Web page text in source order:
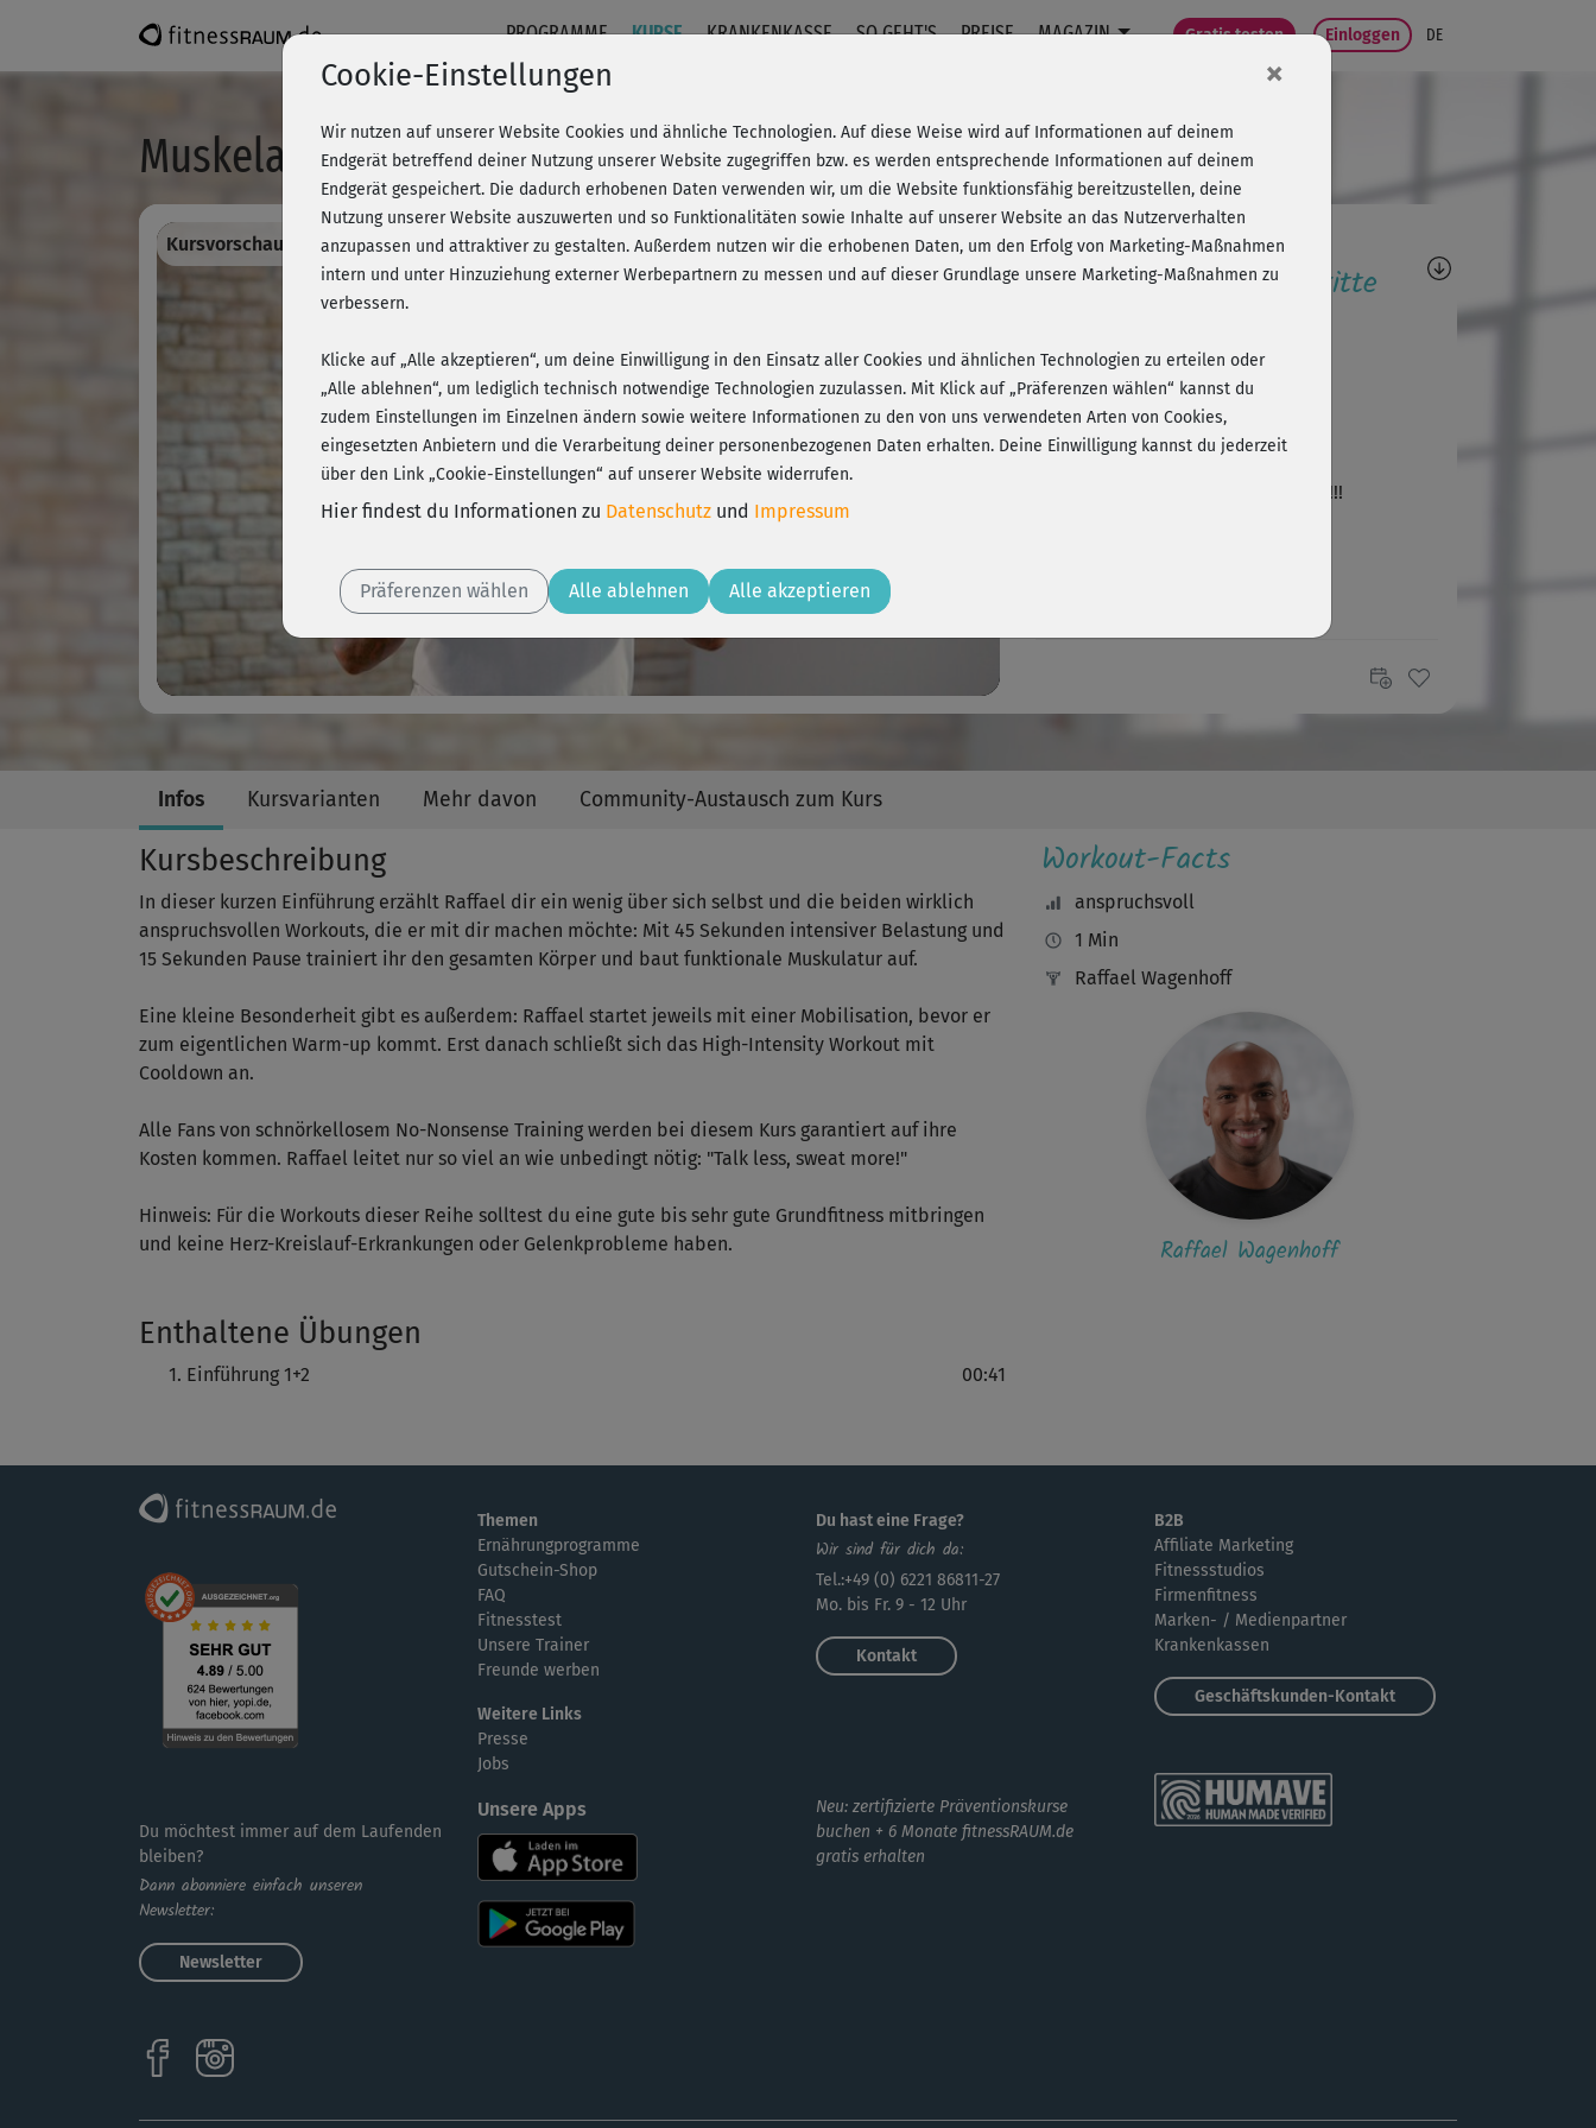
PROGRAMME KURSE KRANKENKASSE SO GEHT'S PREISE MAGAZIN Gratis testen Einloggen DE
Muskelaufbau-Training 1 & 2 – Einführung
Play
Video
Kursvorschau - Anmelden und alles trainieren! 20% Rabatt + Wunsch-Goodie Fragen, Antworten,
Bewertungen, Fortschritte
Yeah, legen wir los!
A
Ann Marie340
Bitte noch mehr Kurse von Raffael!!!
Infos Kursvarianten Mehr davon Community-Austausch zum Kurs
Kursbeschreibung
In dieser kurzen Einführung erzählt Raffael dir ein wenig über sich selbst und die beiden wirklich
anspruchsvollen Workouts, die er mit dir machen möchte: Mit 45 Sekunden intensiver Belastung und
15 Sekunden Pause trainiert ihr den gesamten Körper und baut funktionale Muskulatur auf.
Eine kleine Besonderheit gibt es außerdem: Raffael startet jeweils mit einer Mobilisation, bevor er
zum eigentlichen Warm-up kommt. Erst danach schließt sich das High-Intensity Workout mit
Cooldown an.
Alle Fans von schnörkellosem No-Nonsense Training werden bei diesem Kurs garantiert auf ihre
Kosten kommen. Raffael leitet nur so viel an wie unbedingt nötig: "Talk less, sweat more!"
Hinweis: Für die Workouts dieser Reihe solltest du eine gute bis sehr gute Grundfitness mitbringen
und keine Herz-Kreislauf-Erkrankungen oder Gelenkprobleme haben.
Enthaltene Übungen
Einführung 1+2 00:41
Workout-Facts
anspruchsvoll
1 Min
Raffael Wagenhoff
Raffael Wagenhoff
Du möchtest immer auf dem Laufenden
bleiben?
Dann abonniere einfach unseren
Newsletter:
Newsletter
Themen
Ernährungprogramme
Gutschein-Shop
FAQ
Fitnesstest
Unsere Trainer
Freunde werben
Weitere Links
Presse
Jobs
Unsere Apps
Du hast eine Frage?
Wir sind für dich da:
Tel.:+49 (0) 6221 86811-27
Mo. bis Fr. 9 - 12 Uhr
Kontakt
Neu: zertifizierte Präventionskurse
buchen + 6 Monate fitnessRAUM.de
gratis erhalten
B2B
Affiliate Marketing
Fitnessstudios
Firmenfitness
Marken- / Medienpartner
Krankenkassen
Geschäftskunden-Kontakt
Cookie-Einstellungen ×
Wir nutzen auf unserer Website Cookies und ähnliche Technologien. Auf diese Weise wird auf Informationen auf deinem
Endgerät betreffend deiner Nutzung unserer Website zugegriffen bzw. es werden entsprechende Informationen auf deinem
Endgerät gespeichert. Die dadurch erhobenen Daten verwenden wir, um die Website funktionsfähig bereitzustellen, deine
Nutzung unserer Website auszuwerten und so Funktionalitäten sowie Inhalte auf unserer Website an das Nutzerverhalten
anzupassen und attraktiver zu gestalten. Außerdem nutzen wir die erhobenen Daten, um den Erfolg von Marketing-Maßnahmen
intern und unter Hinzuziehung externer Werbepartnern zu messen und auf dieser Grundlage unsere Marketing-Maßnahmen zu
verbessern.
Klicke auf „Alle akzeptieren“, um deine Einwilligung in den Einsatz aller Cookies und ähnlichen Technologien zu erteilen oder
„Alle ablehnen“, um lediglich technisch notwendige Technologien zuzulassen. Mit Klick auf „Präferenzen wählen“ kannst du
zudem Einstellungen im Einzelnen ändern sowie weitere Informationen zu den von uns verwendeten Arten von Cookies,
eingesetzten Anbietern und die Verarbeitung deiner personenbezogenen Daten erhalten. Deine Einwilligung kannst du jederzeit
über den Link „Cookie-Einstellungen“ auf unserer Website widerrufen.
Hier findest du Informationen zu Datenschutz und Impressum
Präferenzen wählen Alle ablehnen Alle akzeptieren